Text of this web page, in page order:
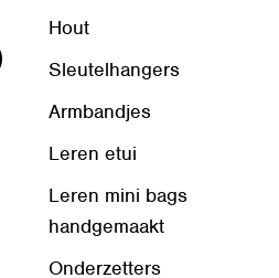
Hout
Sleutelhangers
Armbandjes
Leren etui
Leren mini bags
handgemaakt
Onderzetters